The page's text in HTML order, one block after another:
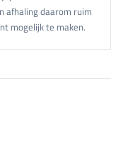
afhaling daarom ruim
mogelijk te maken.